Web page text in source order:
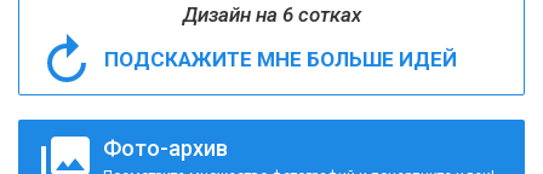
Дизайн на 6 сотках
ПОДСКАЖИТЕ МНЕ БОЛЬШЕ ИДЕЙ
Фото-архив